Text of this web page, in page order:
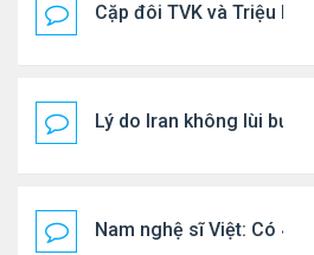
Cặp đôi TVK và Triệu
Lý do Iran không lùi
Nam nghệ sĩ Việt: Có 4